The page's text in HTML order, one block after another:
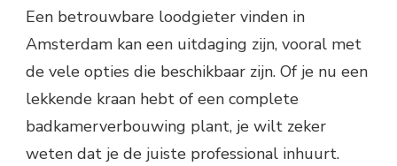
Een betrouwbare loodgieter vinden in
Amsterdam kan een uitdaging zijn, vooral met
de vele opties die beschikbaar zijn. Of je nu een
lekkende kraan hebt of een complete
badkamerverbouwing plant, je wilt zeker
weten dat je de juiste professional inhuurt.